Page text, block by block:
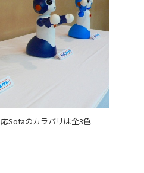
応Sotaのカラバリは全3色